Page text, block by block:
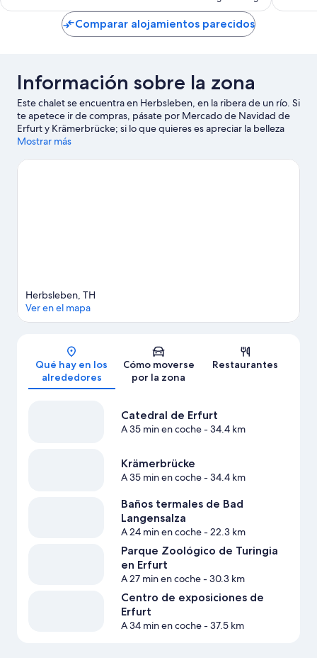
de
79 €
Comparar alojamientos parecidos
Información sobre la zona
Este chalet se encuentra en Herbsleben, en la ribera de un río. Si
te apetece ir de compras, pásate por Mercado de Navidad de
Erfurt y Krämerbrücke; si lo que quieres es apreciar la belleza
natural de la región, visita Parque Nacional Hainich y Parque
Centro de Deportes de Hielo de Erfurt o a Estadio Steigerwald.
Mostrar más
Mapa
Herbsleben, TH
Ver en el mapa
Qué hay en los
alrededores
Cómo moverse
por la zona
Restaurantes
Catedral de Erfurt
A 35 min en coche- 34.4 km
Krämerbrücke
A 35 min en coche- 34.4 km
Baños termales de Bad
Langensalza
A 24 min en coche- 22.3 km
Parque Zoológico de Turingia
en Erfurt
A 27 min en coche- 30.3 km
Centro de exposiciones de
Erfurt
A 34 min en coche- 37.5 km